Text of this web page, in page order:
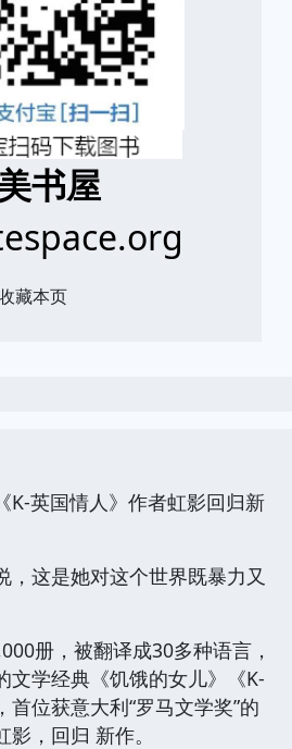
书屋
藏本页
K-英国情人》作者虹影回归新
，这是她对这个世界既暴力又
册，被翻译成30多种语言，
文学经典《饥饿的女儿》《K-
首位获意大利“罗马文学奖”的
，回归 新作。